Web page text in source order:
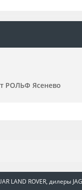
РОЛЬФ Ясенево
LAND ROVER, дилеры